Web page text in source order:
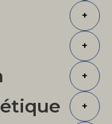
+
+
+
+